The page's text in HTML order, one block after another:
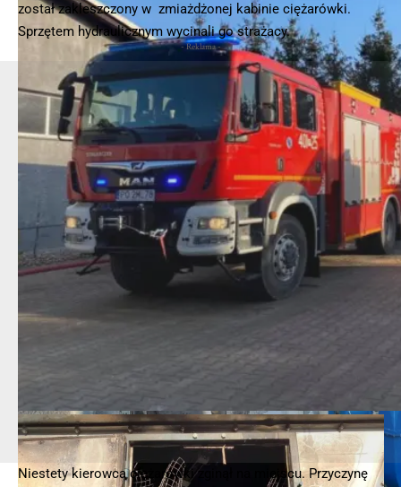
został zakleszczony w zmiażdżonej kabinie ciężarówki.
Sprzętem hydraulicznym wycinali go strażacy.
- Reklama -
Niestety kierowca ciężarówki zginął na miejscu. Przyczynę